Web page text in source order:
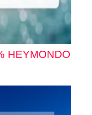
HEYMONDO